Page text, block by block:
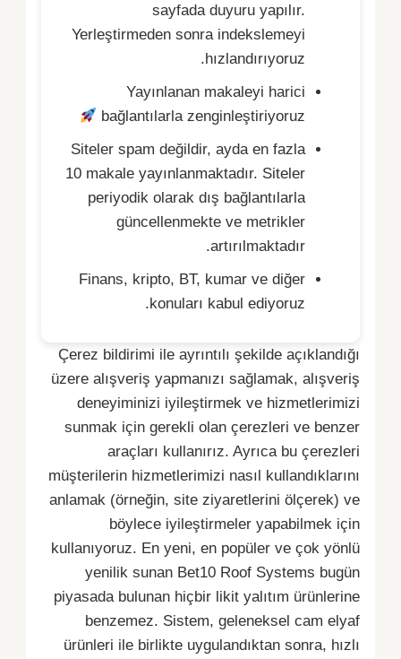
sayfada duyuru yapılır.
Yerleştirmeden sonra indekslemeyi
hızlandırıyoruz.
Yayınlanan makaleyi harici
bağlantılarla zenginleştiriyoruz
Siteler spam değildir, ayda en fazla
10 makale yayınlanmaktadır. Siteler
periyodik olarak dış bağlantılarla
güncellenmekte ve metrikler
artırılmaktadır.
Finans, kripto, BT, kumar ve diğer
konuları kabul ediyoruz.
Çerez bildirimi ile ayrıntılı şekilde açıklandığı
üzere alışveriş yapmanızı sağlamak, alışveriş
deneyiminizi iyileştirmek ve hizmetlerimizi
sunmak için gerekli olan çerezleri ve benzer
araçları kullanırız. Ayrıca bu çerezleri
müşterilerin hizmetlerimizi nasıl kullandıklarını
anlamak (örneğin, site ziyaretlerini ölçerek) ve
böylece iyileştirmeler yapabilmek için
kullanıyoruz. En yeni, en popüler ve çok yönlü
yenilik sunan Bet10 Roof Systems bugün
piyasada bulunan hiçbir likit yalıtım ürünlerine
benzemez. Sistem, geleneksel cam elyaf
ürünleri ile birlikte uygulandıktan sonra, hızlı